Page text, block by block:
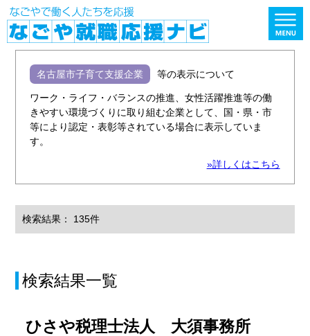
名古屋市子育て支援企業 等の表示について
ワーク・ライフ・バランスの推進、女性活躍推進等の働
きやすい環境づくりに取り組む企業として、国・県・市
等により認定・表彰等されている場合に表示していま
す。
»詳しくはこちら
検索結果： 135件
検索結果一覧
ひさや税理士法人 大須事務所